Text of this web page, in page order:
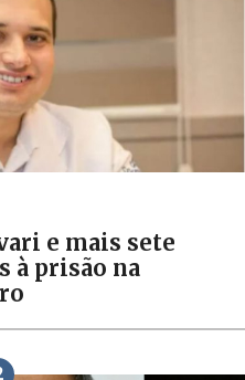
e mais sete
à prisão na